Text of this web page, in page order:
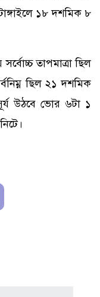
১৮ দশমিক ৮
তাপমাত্রা ছিল
ছিল ২১ দশমিক
উঠবে ভোর ৬টা ১